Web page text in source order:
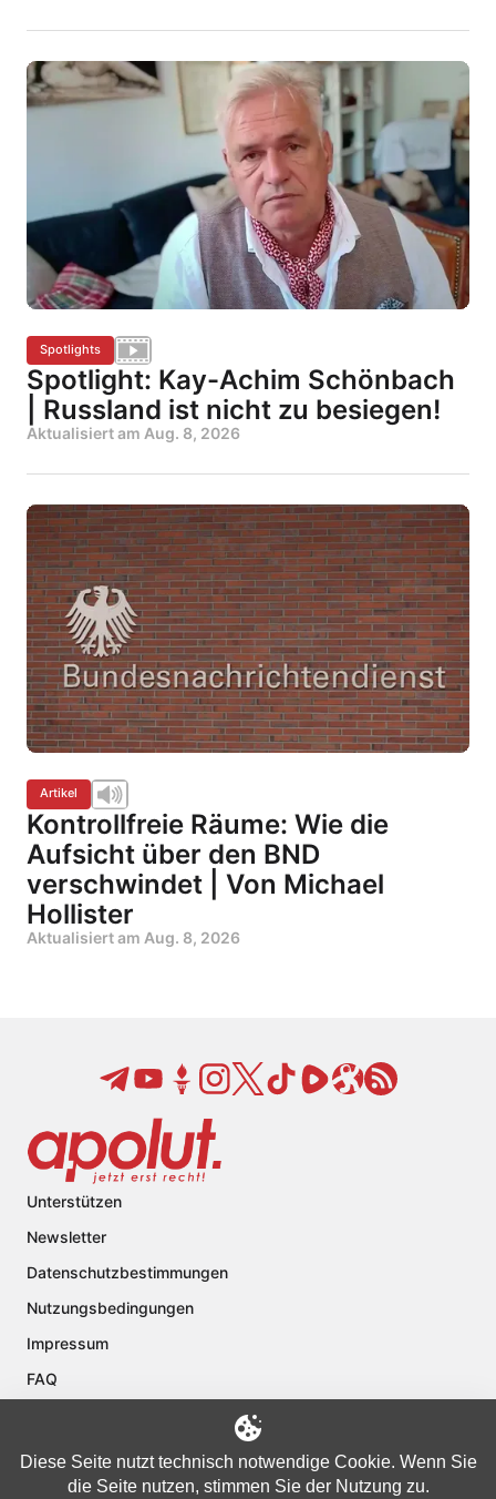
Spotlights
Spotlight: Kay-Achim Schönbach
| Russland ist nicht zu besiegen!
Aktualisiert am Aug. 8, 2026
Artikel
Kontrollfreie Räume: Wie die
Aufsicht über den BND
verschwindet | Von Michael
Hollister
Aktualisiert am Aug. 8, 2026
Unterstützen
Newsletter
Datenschutzbestimmungen
Nutzungsbedingungen
Impressum
FAQ
Diese Seite nutzt technisch notwendige Cookie. Wenn Sie
die Seite nutzen, stimmen Sie der Nutzung zu.